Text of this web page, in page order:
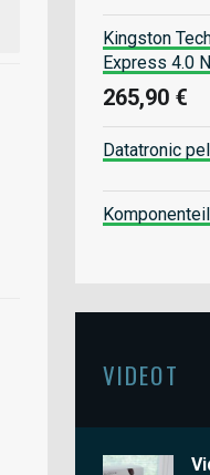
Kingston
Express 4.0
265,90 €
Datatronic
VIDEOT